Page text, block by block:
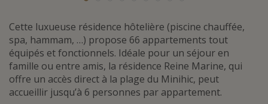
Cette luxueuse résidence hôtelière (piscine chauffée,
spa, hammam, …) propose 66 appartements tout
équipés et fonctionnels. Idéale pour un séjour en
famille ou entre amis, la résidence Reine Marine, qui
offre un accès direct à la plage du Minihic, peut
accueillir jusqu’à 6 personnes par appartement.